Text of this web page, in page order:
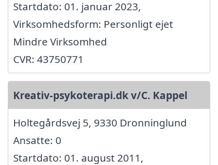
Startdato: 01. januar 2023,
Virksomhedsform: Personligt ejet
Mindre Virksomhed
CVR: 43750771
Kreativ-psykoterapi.dk v/C. Kappel
Holtegårdsvej 5, 9330 Dronninglund
Ansatte: 0
Startdato: 01. august 2011,